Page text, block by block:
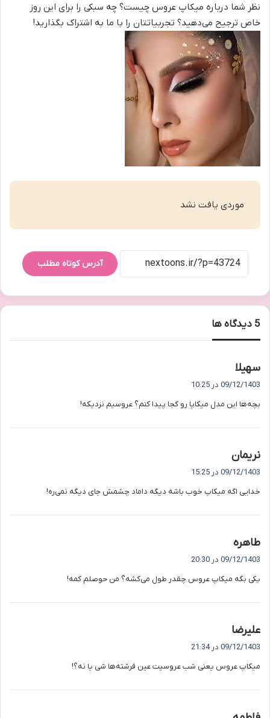
نظر شما درباره میکاپ عروس چیست؟ چه سبکی را برای این روز
خاص ترجیح می‌دهید؟ تجربیاتتان را با ما به اشتراک بگذارید!
موردی یافت نشد
آدرس کوتاه مطلب
‫5 دیدگاه ها
سهیلا
ف
:
09/12/1403 در 10:25
بچه‌ها این مدل میکاپا رو کجا پیدا کنم؟ عروسیم نزدیکه!
نریمان
ف
:
09/12/1403 در 15:25
خدایی اگه میکاپ خوب باشه دیگه داماد چشمش جای دیگه نمی‌ره!
طاهره
ف
:
09/12/1403 در 20:30
یکی بگه میکاپ عروس چقدر طول می‌کشه؟ من حوصلم کمه!
علیرضا
ف
:
09/12/1403 در 21:34
میکاپ عروس یعنی شب عروسیت عین فرشته‌ها شی یا نه؟!